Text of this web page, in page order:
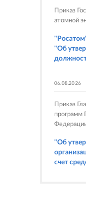
Приказ
атомной
"Об
9.4, 9.5 и
статьей
статьей
19.5,
статьи
2, 2.1, 6
06.08.2026
Приказ
программ
"Об
счет